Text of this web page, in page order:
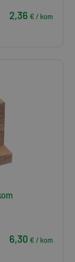
2,36 € / kom
6,30 € / kom